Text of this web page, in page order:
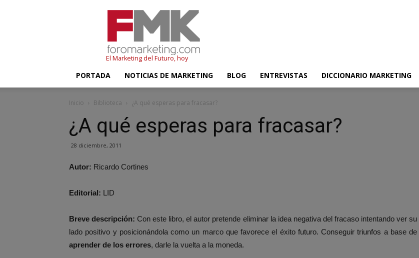
El Marketing del Futuro, hoy
PORTADA NOTICIAS DE MARKETING BLOG ENTREVISTAS DICCIONARIO MARKETING
Inicio Biblioteca ¿A qué esperas para fracasar?
¿A qué esperas para fracasar?
28 diciembre, 2011
Autor: Ricardo Cortines
Editorial: LID
Breve descripción: Con este libro, el autor pretende eliminar la idea negativa del fracaso intentando ver su
lado positivo y posicionándola como un marco que favorece el éxito futuro. Conseguir triunfos a base de
aprender de los errores, darle la vuelta a la moneda.